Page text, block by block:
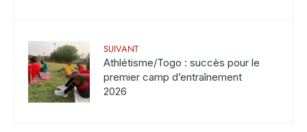
SUIVANT
Athlétisme/Togo : succès pour le
premier camp d’entraînement
2026